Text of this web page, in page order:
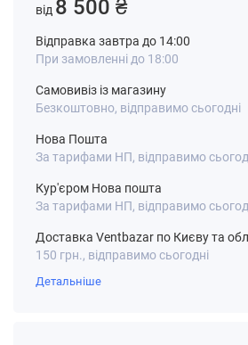
від 8 500 ₴
Відправка завтра до 14:00
При замовленні до 18:00
Самовивіз із магазину
Безкоштовно, відправимо сьогодні
Нова Пошта
За тарифами НП, відправимо
Кур'єром Нова пошта
За тарифами НП, відправимо
Доставка Ventbazar по Києву та
150 грн., відправимо сьогодні
Детальніше